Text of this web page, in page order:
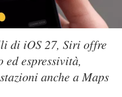
di iOS 27, Siri offre
espressività,
anche a Maps